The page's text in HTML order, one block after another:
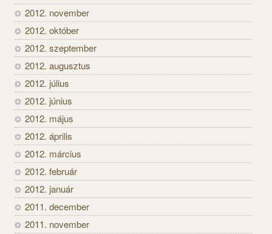
2012. november
2012. október
2012. szeptember
2012. augusztus
2012. július
2012. június
2012. május
2012. április
2012. március
2012. február
2012. január
2011. december
2011. november